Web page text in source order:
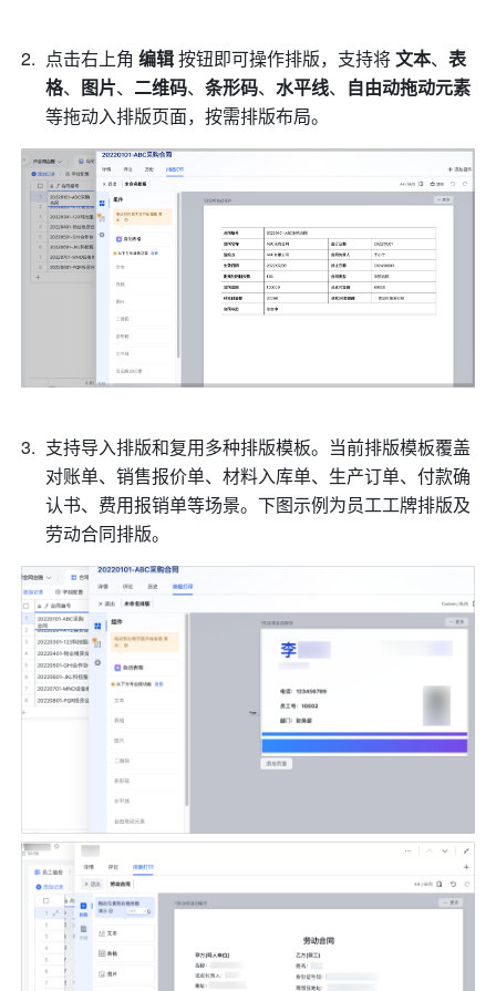
点击右上角 编辑 按钮即可操作排版，支持将 文本、表
格、 图片、 二维码、条形码、水平线、
等拖动入排版页面，按需排版布局。
支持导入排版和复用多种排版模板。当前排版模板覆盖
对账单、销售报价单、材料入库单、生产订单、付款确
认书、费用报销单等场景。下图示例为员工工牌排版及
劳动合同排版。